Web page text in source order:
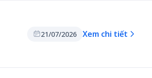
21/07/2026 Xem chi tiết